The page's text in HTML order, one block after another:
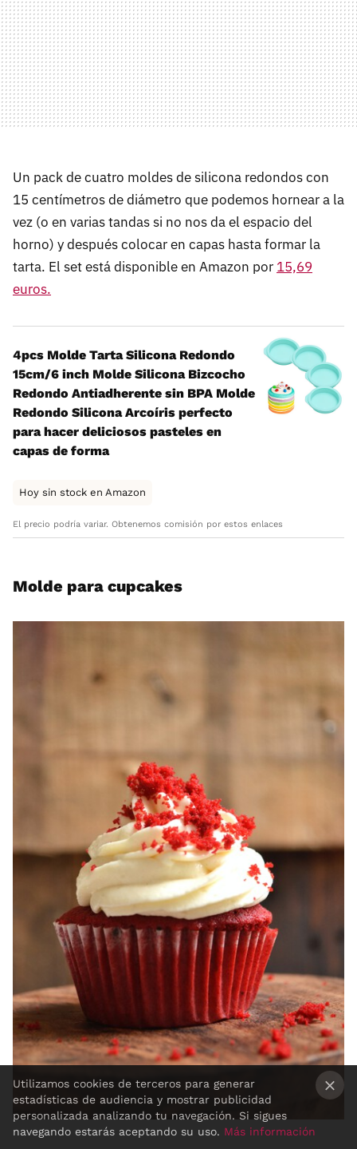
Un pack de cuatro moldes de silicona redondos con
15 centímetros de diámetro que podemos hornear a la
vez (o en varias tandas si no nos da el espacio del
horno) y después colocar en capas hasta formar la
tarta. El set está disponible en Amazon por 15,69
euros.
4pcs Molde Tarta Silicona Redondo
15cm/6 inch Molde Silicona Bizcocho
Redondo Antiadherente sin BPA Molde
Redondo Silicona Arcoíris perfecto
para hacer deliciosos pasteles en
capas de forma
Hoy sin stock en Amazon
El precio podría variar. Obtenemos comisión por estos enlaces
Molde para cupcakes
Utilizamos cookies de terceros para generar
estadísticas de audiencia y mostrar publicidad
personalizada analizando tu navegación. Si sigues
navegando estarás aceptando su uso. Más información